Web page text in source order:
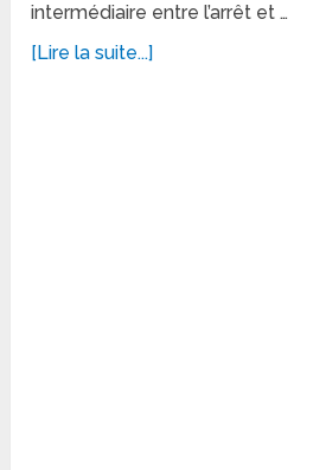
intermédiaire entre l’arrêt et …
[Lire la suite...]